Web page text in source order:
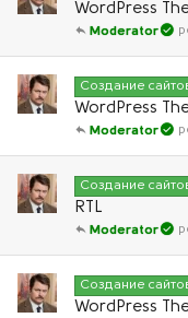
WordPress
Moderator
Создание
WordPress
Moderator
Создание
RTL
Moderator
Создание
WordPress